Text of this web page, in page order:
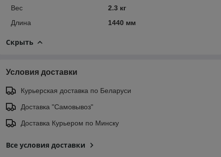
Вес
2.3 кг
Длина
1440 мм
Скрыть
Условия доставки
Курьерская доставка по Беларуси
Доставка "Самовывоз"
Доставка Курьером по Минску
Все условия доставки